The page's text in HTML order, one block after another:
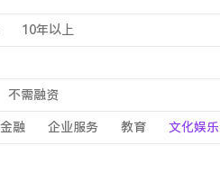
10年以上
不需融资
金融 企业服务 教育 文化娱乐